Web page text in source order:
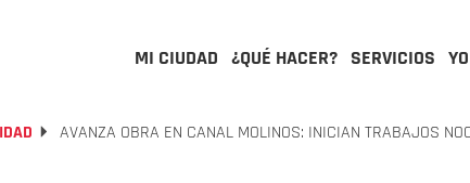
MI CIUDAD ¿QUÉ HACER? SERVICIOS
AVANZA OBRA EN CANAL MOLINOS: INICIAN TRABAJOS